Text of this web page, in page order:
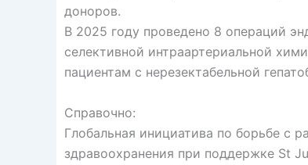
доноров.
В 2025 году проведено 8 операций
селективной интраартериальной
пациентам с нерезектабельной
Справочно:
Глобальная инициатива по борьбе с
здравоохранения при поддержке St